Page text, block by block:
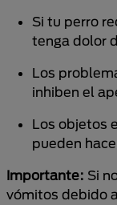
Si tu perro
tenga dolor
Los
inhiben el
Los objetos
pueden
Importante: Si
vómitos debido